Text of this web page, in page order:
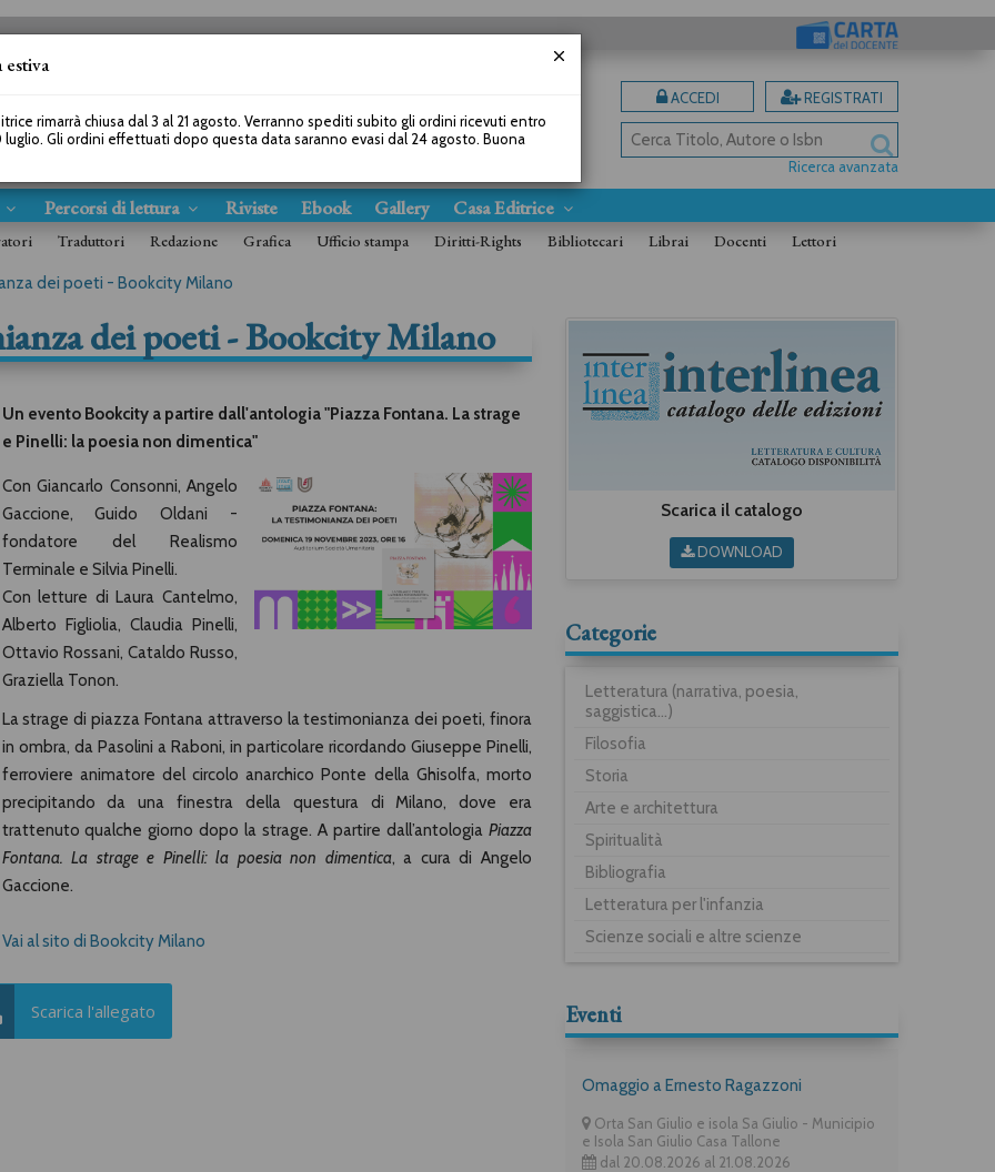
ACCEDI REGISTRATI
Ricerca avanzata
Percorsi di lettura Riviste Ebook Gallery Casa Editrice
Traduttori Redazione Grafica Ufficio stampa Diritti-Rights Bibliotecari Librai Docenti Lettori
dei poeti - Bookcity Milano
dei poeti - Bookcity Milano
Un evento Bookcity a partire dall'antologia "Piazza Fontana. La strage
e Pinelli: la poesia non dimentica"
Con Giancarlo Consonni, Angelo
Gaccione, Guido Oldani -
fondatore del Realismo
Terminale e Silvia Pinelli.
Con letture di Laura Cantelmo,
Alberto Figliolia, Claudia Pinelli,
Ottavio Rossani, Cataldo Russo,
Graziella Tonon.
La strage di piazza Fontana attraverso la testimonianza dei poeti, finora
in ombra, da Pasolini a Raboni, in particolare ricordando Giuseppe Pinelli,
ferroviere animatore del circolo anarchico Ponte della Ghisolfa, morto
precipitando da una finestra della questura di Milano, dove era
trattenuto qualche giorno dopo la strage. A partire dall’antologia Piazza
Fontana. La strage e Pinelli: la poesia non dimentica, a cura di Angelo
Gaccione.
Vai al sito di Bookcity Milano
Scarica l'allegato
Scarica il catalogo
DOWNLOAD
Categorie
Letteratura (narrativa, poesia,
saggistica...)
Filosofia
Storia
Arte e architettura
Spiritualità
Bibliografia
Letteratura per l'infanzia
Scienze sociali e altre scienze
Eventi
Omaggio a Ernesto Ragazzoni
Orta San Giulio e isola Sa Giulio - Municipio
e Isola San Giulio Casa Tallone
dal 20.08.2026 al 21.08.2026
estiva
rimarrà chiusa dal 3 al 21 agosto. Verranno spediti subito gli ordini ricevuti entro
luglio. Gli ordini effettuati dopo questa data saranno evasi dal 24 agosto. Buona